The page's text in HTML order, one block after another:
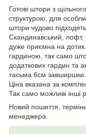
Готові штори з
структурою, для
штори чудово
Скандинавський, лофт,
дуже приємна на
гардиною, так само
додаткових гардин та
тасьма 6см завширшки.
Ціна вказана за
Так само можливі інші
Новий пошиття,
менеджера.